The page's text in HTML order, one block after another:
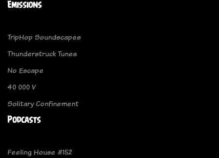
Emissions
TripHop Soundscapes
Thunderstruck Tunes
No Escape
40 000 V
Solitary Confinement
Podcasts
Feeling House #152